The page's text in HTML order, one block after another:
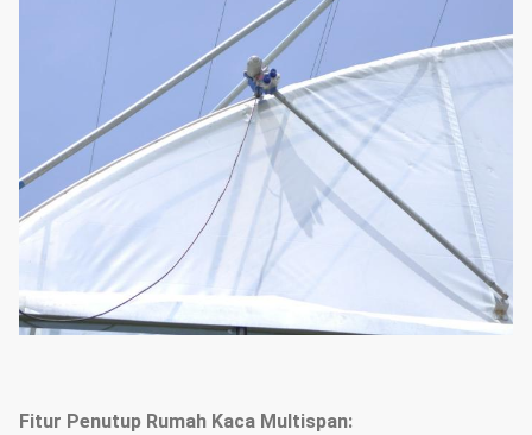
Menutupi Martial 150 atau 200 film plastik mikro
Ventilasi alami
Ventilasi bergulir yang digerakkan
motor atau manual di dua sisi
Sistem Opsional
Sistem pendingin Pat&fan; sistem
pemanas; sistem peneduh; sistem
irigasi tetes; sistem fogging;
sistem pencahayaan; sistem
hidroponik; sistem panjat tanaman;
tikar gulma; pot tanaman; baki
Fitur Penutup Rumah Kaca Multispan: